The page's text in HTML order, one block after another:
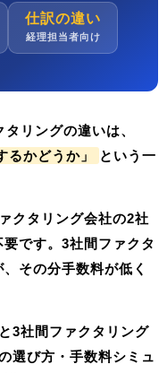
仕訳の違い
経理担当者向け
リングの違いは、
るかどうか」
という一
クタリング会社の2社
です。3社間ファクタ
その分手数料が低く
3社間ファクタリング
選び方・手数料シミュ